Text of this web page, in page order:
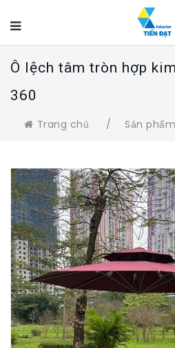
Ô lệch tâm tròn hợp
360
Trang chủ / Sản phẩm